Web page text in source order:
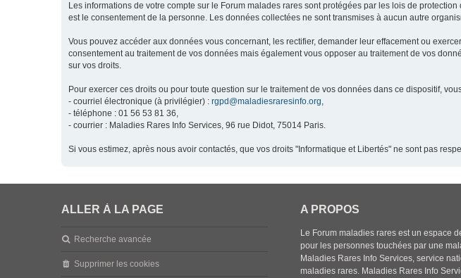
Les informations de votre compte sur le Forum malades rares sont protégées par les lois de
est le consentement de la personne. Les données collectées ne sont transmises à aucun autre
Vous pouvez accéder aux données vous concernant, les rectifier, demander leur effacement ou
consentement au traitement de vos données mais également vous opposer au traitement de vos
sur vos droits.
Pour exercer ces droits ou pour toute question sur le traitement de vos données dans ce dispositif,
- courriel électronique (à privilégier) : rgpd@maladiesraresinfo.org,
- téléphone : 01 56 53 81 36,
- courrier : Maladies Rares Info Services, 96 rue Didot, 75014 Paris.
Si vous estimez, après nous avoir contactés, que vos droits "Informatique et Libertés" ne sont pas
ALLER À LA PAGE
Recherche avancée
Supprimer les cookies
A PROPOS
Le Forum maladies rares est un espace
pour les personnes touchées par une
Maladies Rares Info Services, service
maladies rares. Maladies Rares Info